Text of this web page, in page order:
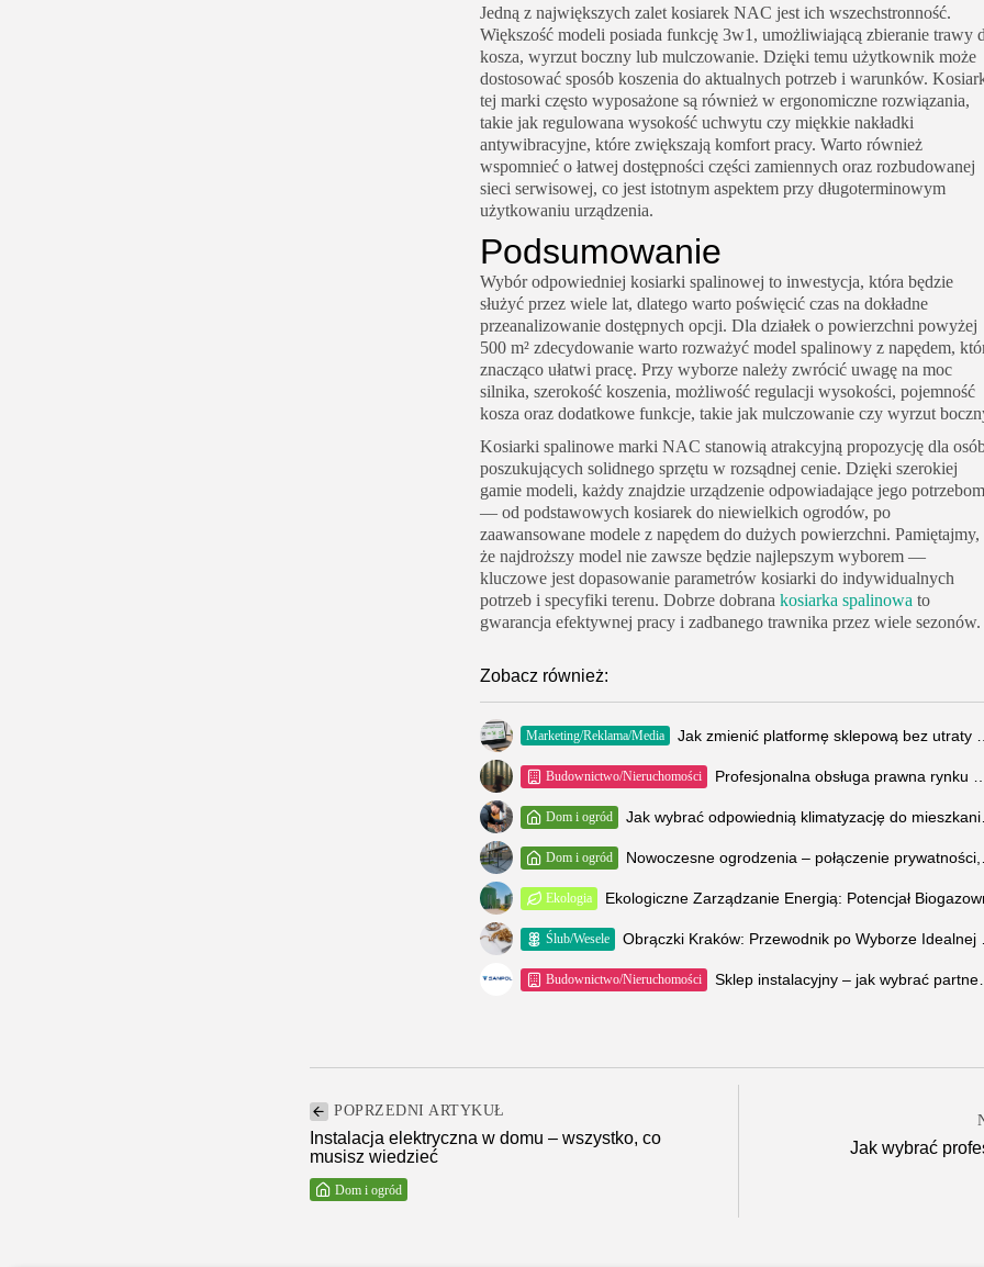
Jedną z największych zalet kosiarek NAC jest ich wszechstronność.
Większość modeli posiada funkcję 3w1, umożliwiającą zbieranie trawy
kosza, wyrzut boczny lub mulczowanie. Dzięki temu użytkownik może
dostosować sposób koszenia do aktualnych potrzeb i warunków.
tej marki często wyposażone są również w ergonomiczne rozwiązania,
takie jak regulowana wysokość uchwytu czy miękkie nakładki
antywibracyjne, które zwiększają komfort pracy. Warto również
wspomnieć o łatwej dostępności części zamiennych oraz rozbudowanej
sieci serwisowej, co jest istotnym aspektem przy długoterminowym
użytkowaniu urządzenia.
Podsumowanie
Wybór odpowiedniej kosiarki spalinowej to inwestycja, która będzie
służyć przez wiele lat, dlatego warto poświęcić czas na dokładne
przeanalizowanie dostępnych opcji. Dla działek o powierzchni powyżej
500 m² zdecydowanie warto rozważyć model spalinowy z napędem,
znacząco ułatwi pracę. Przy wyborze należy zwrócić uwagę na moc
silnika, szerokość koszenia, możliwość regulacji wysokości, pojemność
kosza oraz dodatkowe funkcje, takie jak mulczowanie czy wyrzut
Kosiarki spalinowe marki NAC stanowią atrakcyjną propozycję dla
poszukujących solidnego sprzętu w rozsądnej cenie. Dzięki szerokiej
gamie modeli, każdy znajdzie urządzenie odpowiadające jego potrzebom
— od podstawowych kosiarek do niewielkich ogrodów, po
zaawansowane modele z napędem do dużych powierzchni. Pamiętajmy,
że najdroższy model nie zawsze będzie najlepszym wyborem —
kluczowe jest dopasowanie parametrów kosiarki do indywidualnych
potrzeb i specyfiki terenu. Dobrze dobrana kosiarka spalinowa to
gwarancja efektywnej pracy i zadbanego trawnika przez wiele sezonów.
Zobacz również:
Marketing/Reklama/Media
Budownictwo/Nieruchomości
Dom i ogród
Dom i ogród
Ekologia Ekologiczne Zarządzanie Energią: Potencjał
Ślub/Wesele
Budownictwo/Nieruchomości
POPRZEDNI ARTYKUŁ
Instalacja elektryczna w domu – wszystko, co
musisz wiedzieć
Dom i ogród
Jak wybrać